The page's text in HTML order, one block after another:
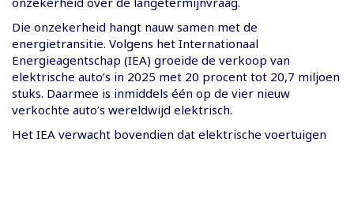
Die onzekerheid hangt nauw samen met de
energietransitie. Volgens het Internationaal
Energieagentschap (IEA) groeide de verkoop van
elektrische auto’s in 2025 met 20 procent tot 20,7 miljoen
stuks. Daarmee is inmiddels één op de vier nieuw
verkochte auto’s wereldwijd elektrisch.
Het IEA verwacht bovendien dat elektrische voertuigen